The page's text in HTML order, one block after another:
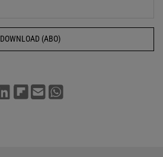
DOWNLOAD (ABO)